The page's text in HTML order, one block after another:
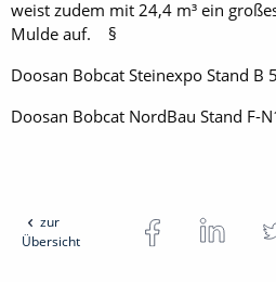
weist zudem mit 24,4 m³ ein
Mulde auf. §
Doosan Bobcat Steinexpo Stand B 5
Doosan Bobcat NordBau Stand F-
zur
Übersicht